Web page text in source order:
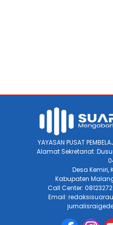
YAYASAN PUSAT
Alamat Sekretariat
Desa Kemiri,
Kabupaten
Call Center:
Email: